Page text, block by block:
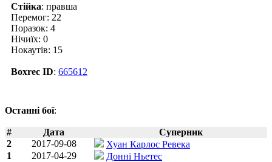
Стійка: правша
Перемог: 22
Поразок: 4
Нічиїх: 0
Нокаутів: 15
Boxrec ID: 665612
Останні бої:
# Дата
Суперник
2
2017-09-08
Хуан Карлос Ревека
1
2017-04-29 Донні Ньетес